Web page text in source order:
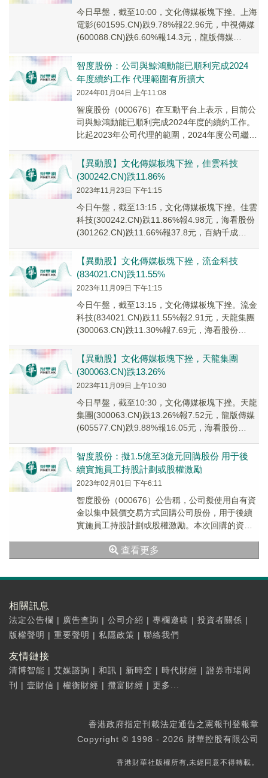
今日早盤，截至10:00，文化傳媒板塊下挫。上海
電影(601595.CN)跌9.78%報22.96元，中視傳媒
(600088.CN)跌6.60%報14.3元，龍版傳媒
智度股份：公司與鯨鴻動能已順利完成2024
年度續約工作 代理範圍有所擴大
2024年01月04日 上午11:08
智度股份（000676）在互動平台上表示，目前公
司與鯨鴻動能已順利完成2024年度的續約工作。
比起2023年公司代理的範圍，2024年度公司繼續
【異動股】文化傳媒板塊下挫，佳雲科技
(300242.CN)跌11.86%
2023年11月23日 下午1:15
今日午盤，截至13:15，文化傳媒板塊下挫。佳雲
科技(300242.CN)跌11.86%報4.98元，海看股份
(301262.CN)跌11.66%報37.8元，百納千成
【異動股】文化傳媒板塊下挫，流金科技
(834021.CN)跌11.55%
2023年11月09日 下午1:15
今日午盤，截至13:15，文化傳媒板塊下挫。流金
科技(834021.CN)跌11.55%報2.91元，天龍集團
(300063.CN)跌11.30%報7.69元，海看股份
【異動股】文化傳媒板塊下挫，天龍集團
(300063.CN)跌13.26%
2023年11月09日 上午10:30
今日早盤，截至10:30，文化傳媒板塊下挫。天龍
集團(300063.CN)跌13.26%報7.52元，龍版傳媒
(605577.CN)跌9.88%報16.05元，海看股份
智度股份：擬1.5億至3億元回購股份 用于後
續實施員工持股計劃或股權激勵
2023年02月01日 下午6:11
智度股份（000676）公告稱，公司擬使用自有資
金以集中競價交易方式回購公司股份，用于後續
實施員工持股計劃或股權激勵。本次回購的資金
查看更多
相關訊息
法定公告欄 | 廣告查詢 | 公司介紹 | 專欄邀稿 | 投資者關係 |
版權聲明 | 重要聲明 | 私隱政策 | 聯絡我們
友情鏈接
清博智能 | 艾媒諮詢 | 和訊 | 新時空 | 時代財經 | 證券市場周
刊
| 壹財信 | 權衡財經 | 攬富財經 | 更多...
香港政府指定刊載法定通告之憲報刊登報章
Copyright © 1998 - 2026 財華控股有限公司
香港財華社版權所有,未經同意不得轉載。